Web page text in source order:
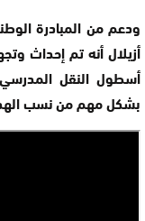
ودعم من المبادرة
بشكل مهم من نسب